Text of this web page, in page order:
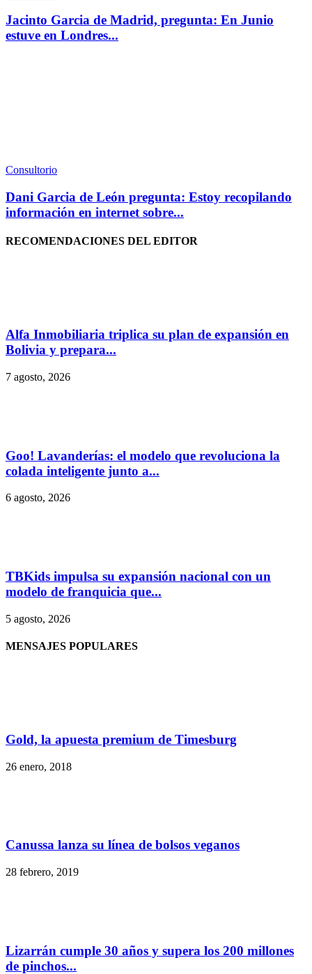
Jacinto Garcia de Madrid, pregunta: En Junio
estuve en Londres...
Consultorio
Dani Garcia de León pregunta: Estoy recopilando
información en internet sobre...
RECOMENDACIONES DEL EDITOR
Alfa Inmobiliaria triplica su plan de expansión en
Bolivia y prepara...
7 agosto, 2026
Goo! Lavanderías: el modelo que revoluciona la
colada inteligente junto a...
6 agosto, 2026
TBKids impulsa su expansión nacional con un
modelo de franquicia que...
5 agosto, 2026
MENSAJES POPULARES
Gold, la apuesta premium de Timesburg
26 enero, 2018
Canussa lanza su línea de bolsos veganos
28 febrero, 2019
Lizarrán cumple 30 años y supera los 200 millones
de pinchos...